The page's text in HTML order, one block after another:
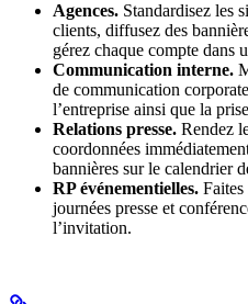
Agences. Standardisez les
clients, diffusez des
gérez chaque compte dans
Communication interne.
de communication
l’entreprise ainsi que la
Relations presse. Rendez
coordonnées
bannières sur le calendrier
RP événementielles.
journées presse et
l’invitation.